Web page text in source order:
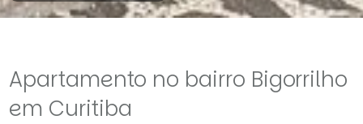
Apartamento no bairro Bigorrilho
em Curitiba